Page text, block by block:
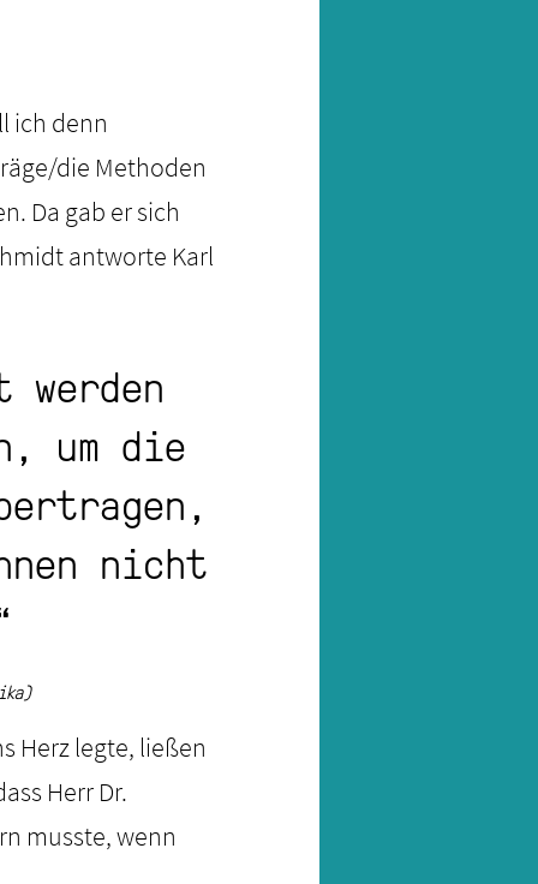
ich denn
die Methoden
Da gab er sich
antworte Karl
werden
um die
nicht
Herz legte, ließen
Herr Dr.
musste, wenn